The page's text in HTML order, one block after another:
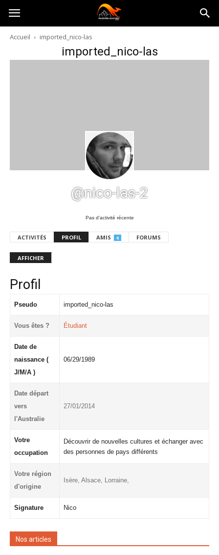
Australia-
australie.com
Accueil imported_nico-las
imported_nico-las
@nico-las-2
Pas d’activité récente
ACTIVITÉS PROFIL AMIS 6 FORUMS
AFFICHER
Profil
Pseudo imported_nico-las
Vous êtes ? Étudiant
Date de
naissance (
J/M/A )
06/29/1989
Date départ
vers
l'Australie
27/01/2014
Votre
occupation
Découvrir de nouvelles cultures et échanger avec
des personnes de pays différents
Votre région
d'origine
Isère, Alsace, Lorraine,
Signature Nico
Nos articles